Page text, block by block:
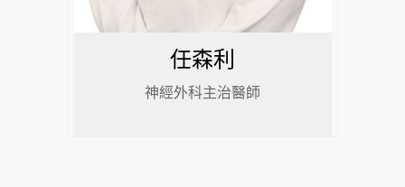
任森利
神經外科主治醫師